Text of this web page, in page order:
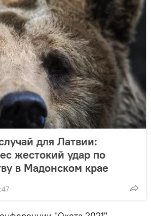
для Латвии:
жестокий удар по
в Мадонском крае